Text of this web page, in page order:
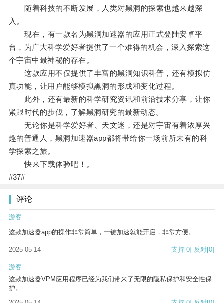
随着科技的不断发展，人类对黑洞的探索也越来越深
入。
现在，有一款名为黑洞加速器的应用正式登陆安卓平
台，为广大科学爱好者提供了一个难得的机会，深入探索这
个宇宙中最神秘的存在。
这款应用不仅提供了丰富的黑洞知识科普，还有模拟仿
真功能，让用户能够模拟黑洞的形成和变化过程。
此外，还有最新的科学研究资讯和前沿技术分享，让你
紧跟时代的步伐，了解黑洞研究的最新动态。
无论你是科学爱好者、天文迷，还是对宇宙有着浓厚兴
趣的普通人，黑洞加速器app都将带给你一场前所未有的科
学探索之旅。
快来下载体验吧！。
#37#
评论
游客
这款加速器app的操作非常简单，一键加速就能开启，非常方便。
2025-05-14 支持[0] 反对[0]
游客
这款加速器VPM应用程序已经为我们带来了无限的隐私保护和安全性保
护。